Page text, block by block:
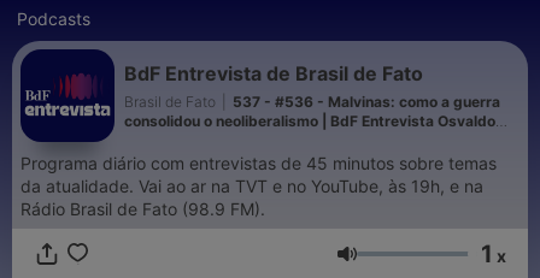
Podcasts
BdF Entrevista de Brasil de Fato
Brasil de Fato
537 - #536 - Malvinas: como a guerra
consolidou o neoliberalismo | BdF Entrevista Osvaldo
Programa diário com entrevistas de 45 minutos sobre temas
da atualidade. Vai ao ar na TVT e no YouTube, às 19h, e na
Rádio Brasil de Fato (98.9 FM).
Volume 1 x